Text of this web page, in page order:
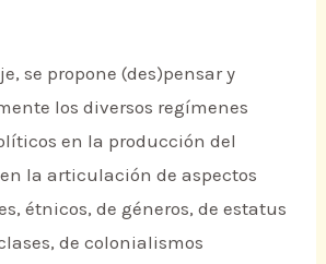
se propone (des)pensar y
los diversos regímenes
en la producción del
la articulación de aspectos
étnicos, de géneros, de estatus
de colonialismos